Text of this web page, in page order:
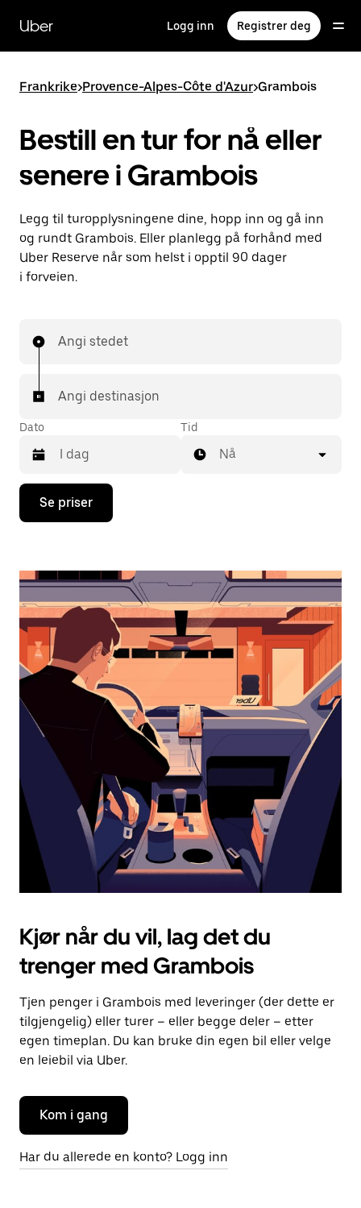
hovedinnholdet
Uber Logg inn Registrer deg
Frankrike>Provence-Alpes-Côte d'Azur>Grambois
Bestill en tur for nå eller
senere i Grambois
Legg til turopplysningene dine, hopp inn og gå inn
og rundt Grambois. Eller planlegg på forhånd med
Uber Reserve når som helst i opptil 90 dager
i forveien.
Angi stedet
Angi destinasjon
Dato
Trykk
piltast
åpne
og
velge
dato.
Trykk
på
Esc-
knappen
kalenderen.
Tid
Nå
Se priser
Kjør når du vil, lag det du
trenger med Grambois
Tjen penger i Grambois med leveringer (der dette er
tilgjengelig) eller turer – eller begge deler – etter
egen timeplan. Du kan bruke din egen bil eller velge
en leiebil via Uber.
Kom i gang
Har du allerede en konto? Logg inn